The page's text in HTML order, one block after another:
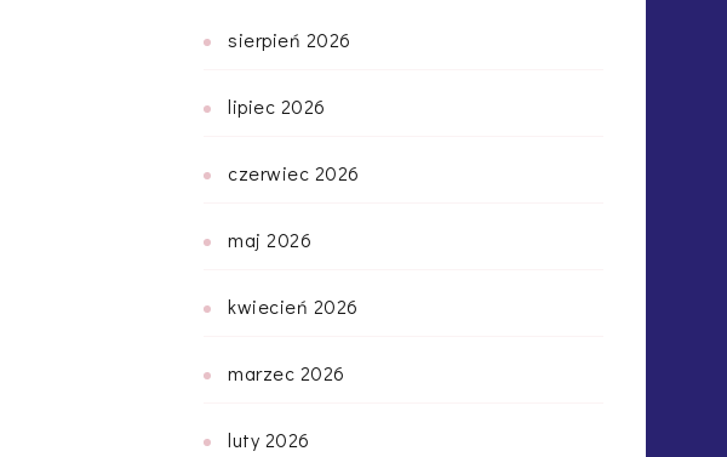
sierpień 2026
lipiec 2026
czerwiec 2026
maj 2026
kwiecień 2026
marzec 2026
luty 2026